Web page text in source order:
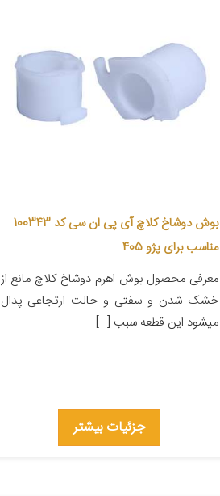
بوش دوشاخ کلاچ آی پی ان سی کد 100343
مناسب برای پژو 405
معرفی محصول بوش اهرم دوشاخ کلاچ مانع از
خشک شدن و سفتی و حالت ارتجاعی پدال
میشود این قطعه سبب […]
جزئیات بیشتر